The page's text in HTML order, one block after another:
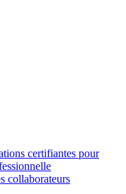
certifiantes pour
collaborateurs